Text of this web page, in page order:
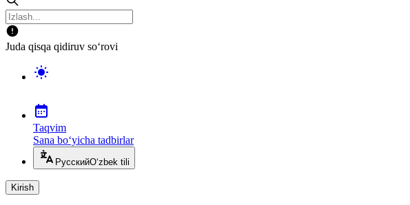
Juda qisqa qidiruv so‘rovi
Taqvim
Sana bo‘yicha tadbirlar
РусскийO‘zbek tili
Kirish